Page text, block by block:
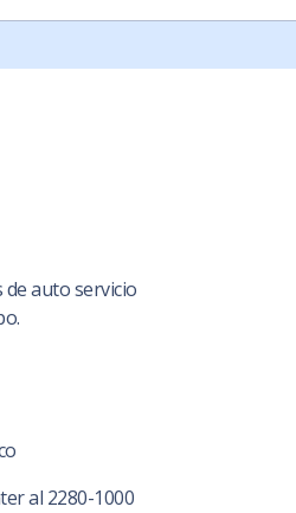
auto servicio
al 2280-1000